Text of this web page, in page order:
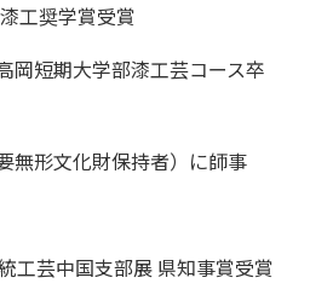
工奨学賞受賞
短期大学部漆工芸コース卒
形文化財保持者）に師事
芸中国支部展 県知事賞受賞